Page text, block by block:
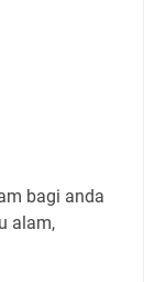
bagi anda
alam,